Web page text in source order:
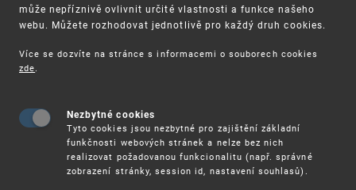
VAROVÁNÍ
Finanční podpora
může nepříznivě ovlivnit určité vlastnosti a funkce našeho
webu. Můžete rozhodovat jednotlivě pro každý druh cookies.
Více se dozvíte na stránce s informacemi o souborech cookies
zde.
Nezbytné cookies
Tyto cookies jsou nezbytné pro zajištění základní
funkčnosti webových stránek a nelze bez nich
realizovat požadovanou funkcionalitu (např. správné
zobrazení stránky, session id, nastavení souhlasů).